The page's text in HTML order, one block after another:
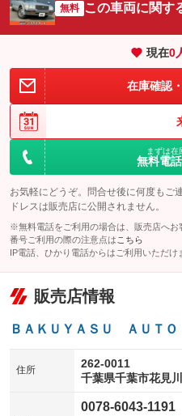
リフトアップ
：装備なし
ダウンヒルアシストコントロール
：装備なし
アイドリングストップ
：装備なし
USB入力端子
100V電源
：装備なし
センターデフロック
レンタカーアップ
：装備なし
電動格納ミラー
：装備あり
ビジュアル
：装備なし
革シート
：装備なし
キーレス
：装備なし
：装備なし
バックカメラ
：装備なし
：装備なし
ローダウン
：装備なし
パワーシート
：装備なし
：装備なし
チップアップシート
：装備なし
電動格納サードシート
：装備なし
電動リアゲート
シートエアコン
：装備なし
無料 この車両に関す
現在0
在庫確認
まずは在
無料電
お気軽にどうぞ。問合せ後に何度もご
ドレスは販売店に公開されません。
※無料電話をご利用の場合は、販売店へ
番号ご利用の際の注意点は こちら
IP電話、ひかり電話からはご利用いただけ
販売店情報
ＢＡＫＵＹＡＳＵ ＡＵＴ
住所
262-0011
千葉県千葉市花見
0078-6043-1191